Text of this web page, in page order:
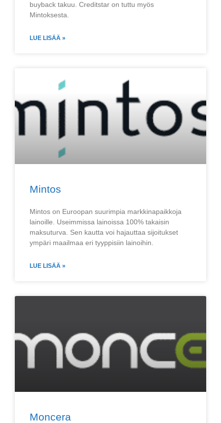
buyback takuu. Creditstar on tuttu myös
Mintoksesta.
LUE LISÄÄ »
Mintos
Mintos on Euroopan suurimpia markkinapaikkoja
lainoille. Useimmissa lainoissa 100% takaisin
maksuturva. Sen kautta voi hajauttaa sijoitukset
ympäri maailmaa eri tyyppisiin lainoihin.
LUE LISÄÄ »
Moncera